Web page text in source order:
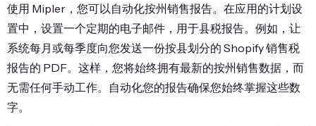
使用 Mipler，您可以自动化按州销售报告。在应用的计划设
置中，设置一个定期的电子邮件，用于县税报告。例如，让
系统每月或每季度向您发送一份按县划分的 Shopify 销售税
报告的 PDF。这样，您将始终拥有最新的按州销售数据，而
无需任何手动工作。自动化您的报告确保您始终掌握这些数
字。